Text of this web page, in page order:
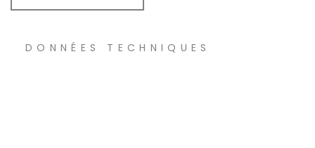
DONNÉES TECHNIQUES